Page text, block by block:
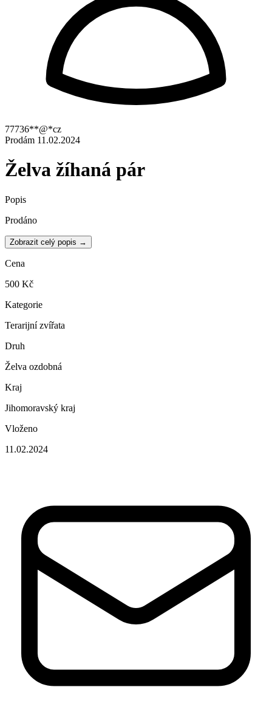
77736**@*cz
Prodám 11.02.2024
Želva žíhaná pár
Popis
Prodáno
Zobrazit celý popis →
Cena
500 Kč
Kategorie
Terarijní zvířata
Druh
Želva ozdobná
Kraj
Jihomoravský kraj
Vloženo
11.02.2024